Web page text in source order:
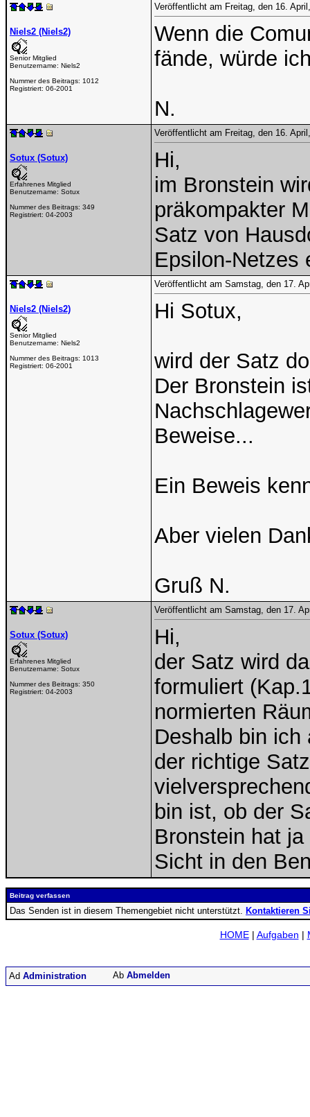
Niels2 (Niels2)
Senior Mitglied
Benutzername: Niels2
Nummer des Beitrags: 1012
Registriert: 06-2001
Veröffentlicht am Freitag, den 16.
Wenn die
fände, würde
N.
Sotux (Sotux)
Erfahrenes Mitglied
Benutzername: Sotux
Nummer des Beitrags: 349
Registriert: 04-2003
Veröffentlicht am Freitag, den 16.
Hi,
im Bronstein
präkompakter
Satz von
Epsilon-Netzes
Niels2 (Niels2)
Senior Mitglied
Benutzername: Niels2
Nummer des Beitrags: 1013
Registriert: 06-2001
Veröffentlicht am Samstag, den 17.
Hi Sotux,
wird der Satz
Der Bronstein
Beweise...
Ein Beweis
Aber vielen
Gruß N.
Sotux (Sotux)
Erfahrenes Mitglied
Benutzername: Sotux
Nummer des Beitrags: 350
Registriert: 04-2003
Veröffentlicht am Samstag, den 17.
Hi,
der Satz wird
formuliert
normierten
Deshalb bin ich
der richtige
bin ist, ob der
Bronstein hat
Sicht in den
Beitrag verfassen
Das Senden ist in diesem Themengebiet nicht unterstützt. Kontaktieren
HOME| Aufgaben |
Administration Abmelden